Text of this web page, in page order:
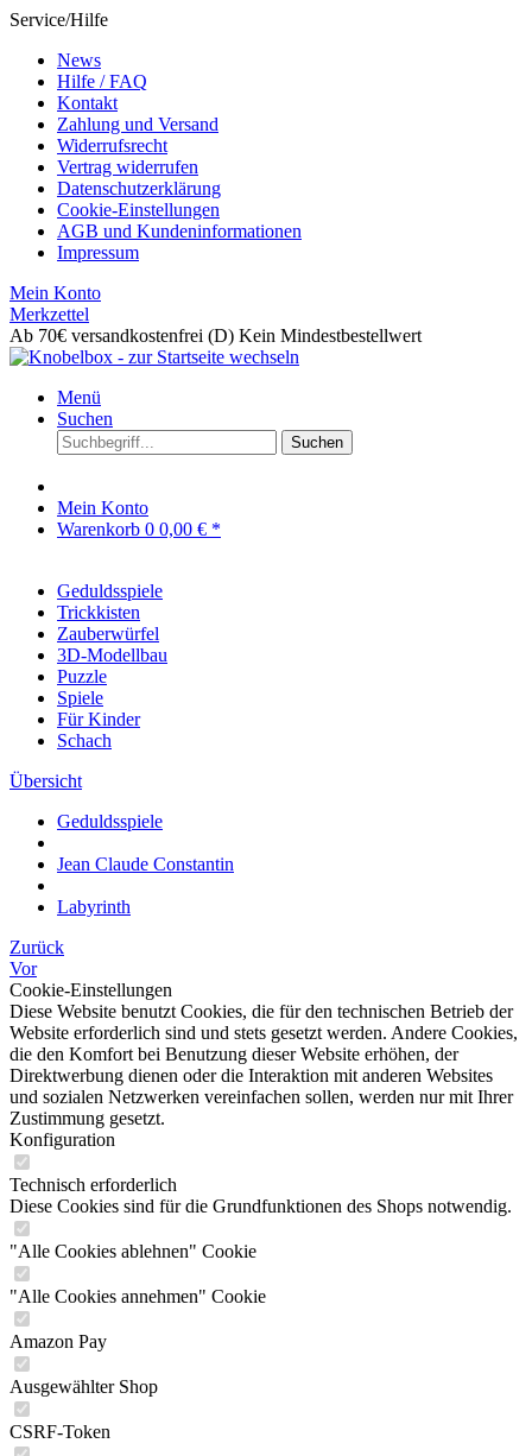
Service/Hilfe
News
Hilfe / FAQ
Kontakt
Zahlung und Versand
Widerrufsrecht
Vertrag widerrufen
Datenschutzerklärung
Cookie-Einstellungen
AGB und Kundeninformationen
Impressum
Mein Konto
Merkzettel
Ab 70€ versandkostenfrei (D) Kein Mindestbestellwert
Menü
Suchen
Suchen
Mein Konto
Warenkorb 0 0,00 € *
Geduldsspiele
Trickkisten
Zauberwürfel
3D-Modellbau
Puzzle
Spiele
Für Kinder
Schach
Übersicht
Geduldsspiele
Jean Claude Constantin
Labyrinth
Zurück
Vor
Cookie-Einstellungen
Diese Website benutzt Cookies, die für den technischen Betrieb der
Website erforderlich sind und stets gesetzt werden. Andere Cookies,
die den Komfort bei Benutzung dieser Website erhöhen, der
Direktwerbung dienen oder die Interaktion mit anderen Websites
und sozialen Netzwerken vereinfachen sollen, werden nur mit Ihrer
Zustimmung gesetzt.
Konfiguration
Technisch erforderlich
Diese Cookies sind für die Grundfunktionen des Shops notwendig.
"Alle Cookies ablehnen" Cookie
"Alle Cookies annehmen" Cookie
Amazon Pay
Ausgewählter Shop
CSRF-Token